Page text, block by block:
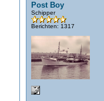
Post Boy
Schipper
Berichten: 1317